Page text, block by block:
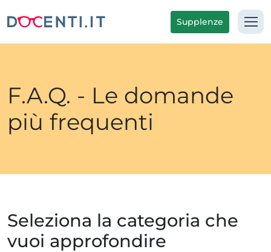
Supplenze
F.A.Q. - Le domande
più frequenti
Seleziona la categoria che
vuoi approfondire